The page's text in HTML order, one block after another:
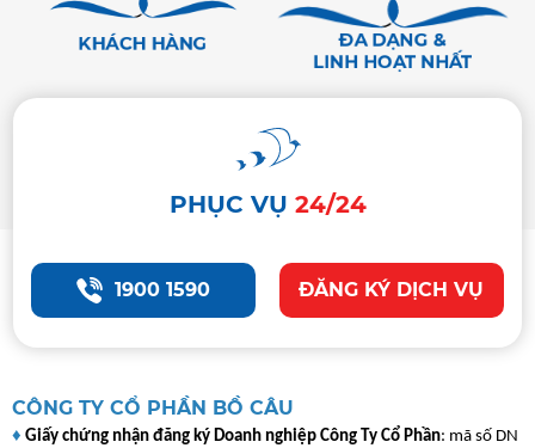
KHÁCH HÀNG
ĐA DẠNG &
LINH HOẠT NHẤT
PHỤC VỤ 24/24
1900 1590 ĐĂNG KÝ DỊCH VỤ
CÔNG TY CỔ PHẦN BỒ CÂU
♦ Giấy chứng nhận đăng ký Doanh nghiệp Công Ty Cổ Phần: mã số DN